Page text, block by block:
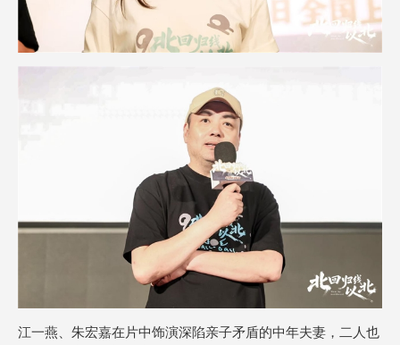
江一燕、朱宏嘉在片中饰演深陷亲子矛盾的中年夫妻，二人也